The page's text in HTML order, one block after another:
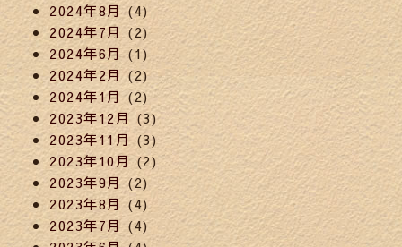
2024年8月(4)
2024年7月 (2)
2024年6月(1)
2024年2月(2)
2024年1月 (2)
2023年12月 (3)
2023年11月(3)
2023年10月(2)
2023年9月(2)
2023年8月(4)
2023年7月(4)